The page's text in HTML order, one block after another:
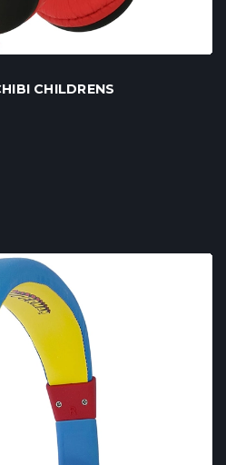
CHILDRENS